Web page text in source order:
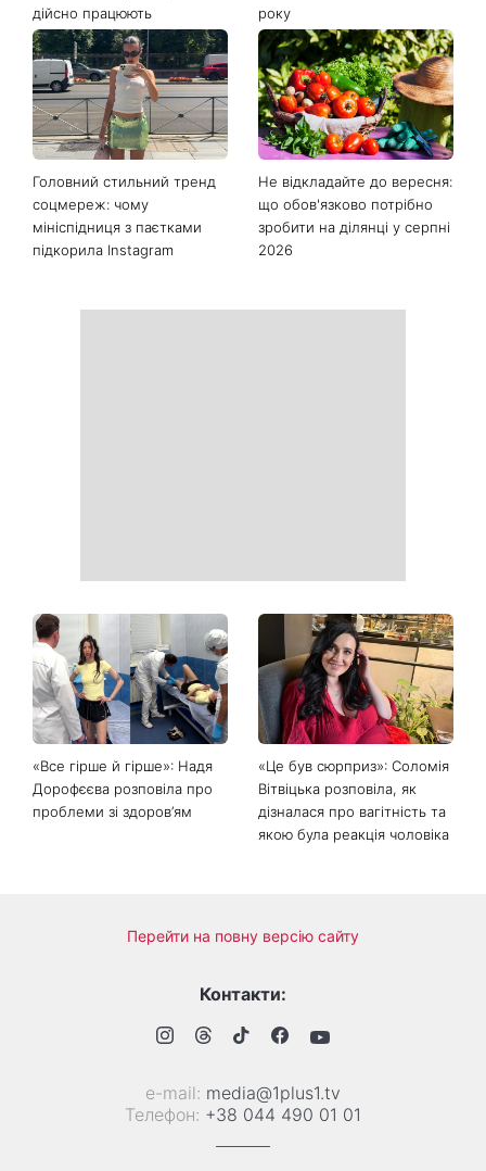
дійсно працюють
року
Головний стильний тренд
соцмереж: чому
мініспідниця з паєтками
підкорила Instagram
Не відкладайте до вересня:
що обов'язково потрібно
зробити на ділянці у серпні
2026
«Все гірше й гірше»: Надя
Дорофєєва розповіла про
проблеми зі здоров’ям
«Це був сюрприз»: Соломія
Вітвіцька розповіла, як
дізналася про вагітність та
якою була реакція чоловіка
Перейти на повну версію сайту
Контакти:
е-mail: media@1plus1.tv
Телефон: +38 044 490 01 01